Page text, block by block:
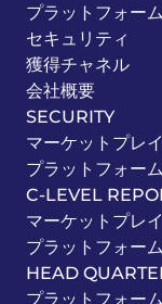
プラットフォーム
セキュリティ
獲得チャネル
会社概要
SECURITY
マーケットプレ
プラットフォーム
C-LEVEL
マーケットプレ
プラットフォーム
HEAD
プラットフォーム